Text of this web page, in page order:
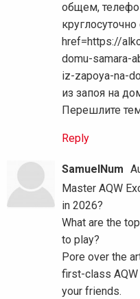
общем,
href=https://
domu-samara-
iz-zapoya-na-
из запоя на
Перешлите
Reply
SamuelNum
Master AQW
in 2026?
What are the
to play?
Pore over the
first-class
your friends.